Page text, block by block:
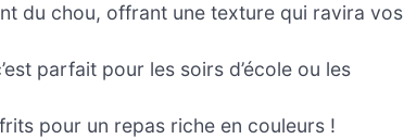
du chou, offrant une texture qui ravira vos
parfait pour les soirs d’école ou les
pour un repas riche en couleurs !